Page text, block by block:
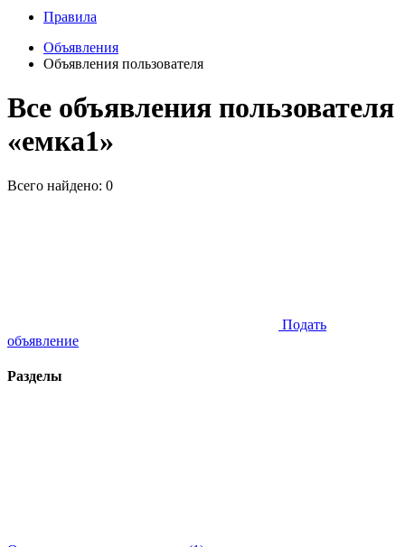
Правила
Объявления
Объявления пользователя
Все объявления пользователя
«емка1»
Всего найдено: 0
Подать
объявление
Разделы